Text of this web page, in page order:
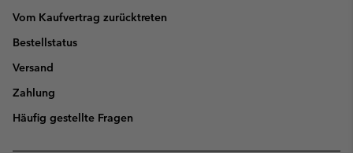
Vom Kaufvertrag zurücktreten
Bestellstatus
Versand
Zahlung
Häufig gestellte Fragen